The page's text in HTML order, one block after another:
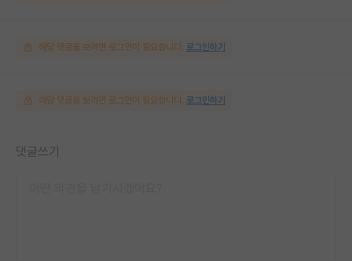
해당 댓글을 보려면 로그인이 필요합니다. 로그인하기
해당 댓글을 보려면 로그인이 필요합니다. 로그인하기
댓글쓰기